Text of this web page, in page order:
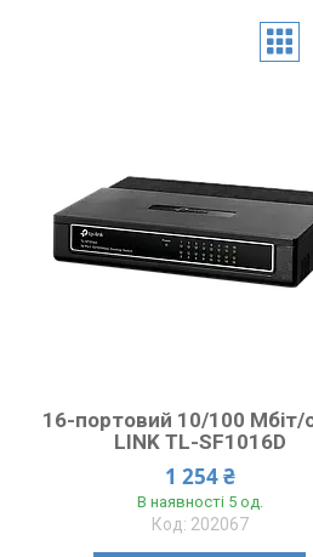
16-портовий 10/100 Мбіт/
LINK TL-SF1016D
1 254 ₴
В наявності 5 од.
202067